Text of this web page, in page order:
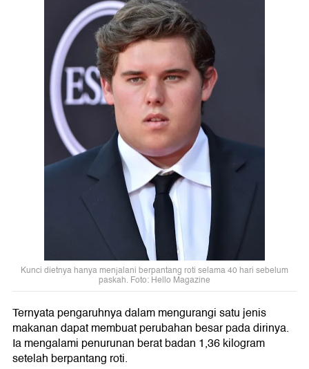
Kunci dietnya hanya menjalani berpantang roti selama 40 hari sebelum
paskah. Foto: Hello Magazine
Ternyata pengaruhnya dalam mengurangi satu jenis
makanan dapat membuat perubahan besar pada dirinya.
Ia mengalami penurunan berat badan 1,36 kilogram
setelah berpantang roti.